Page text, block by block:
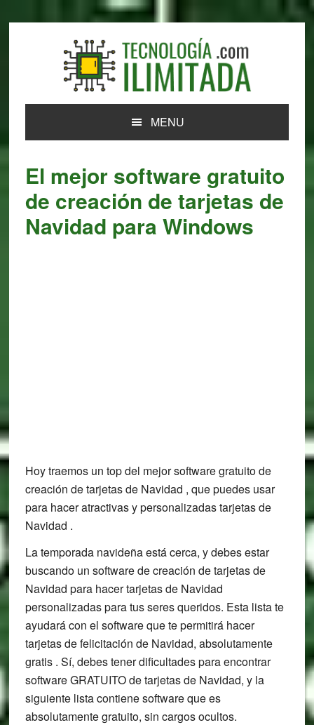
MENU
El mejor software gratuito
de creación de tarjetas de
Navidad para Windows
Hoy traemos un top del mejor software gratuito de
creación de tarjetas de Navidad , que puedes usar
para hacer atractivas y personalizadas tarjetas de
Navidad .
La temporada navideña está cerca, y debes estar
buscando un software de creación de tarjetas de
Navidad para hacer tarjetas de Navidad
personalizadas para tus seres queridos. Esta lista te
ayudará con el software que te permitirá hacer
tarjetas de felicitación de Navidad, absolutamente
gratis . Sí, debes tener dificultades para encontrar
software GRATUITO de tarjetas de Navidad, y la
siguiente lista contiene software que es
absolutamente gratuito, sin cargos ocultos.